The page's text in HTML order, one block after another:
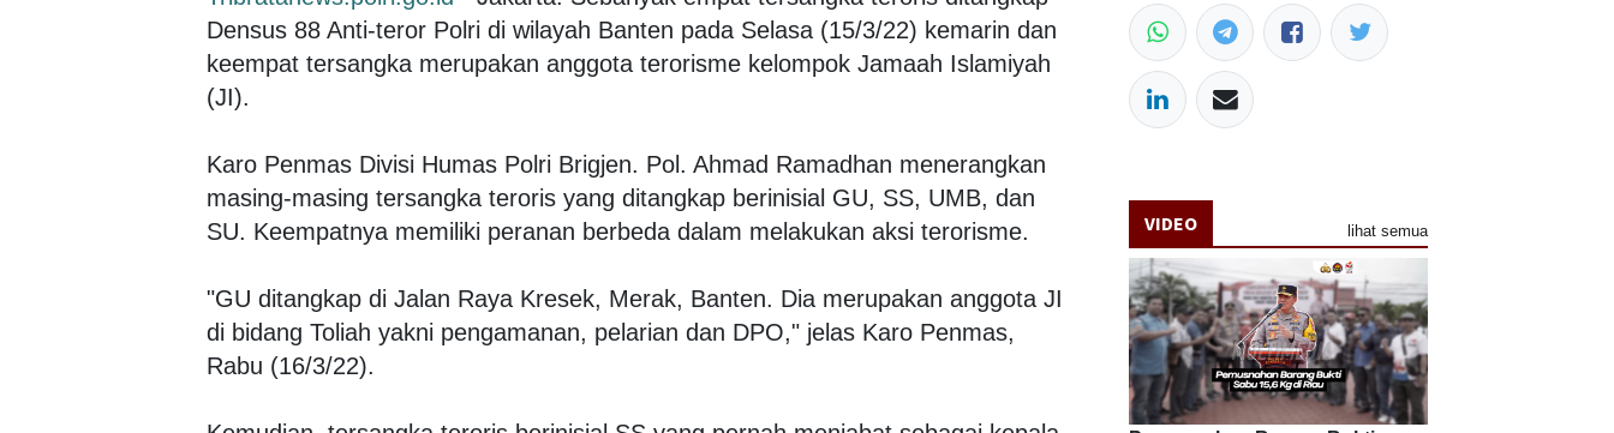
Densus 88 Anti-teror Polri di wilayah Banten pada Selasa (15/3/22) kemarin dan
keempat tersangka merupakan anggota terorisme kelompok Jamaah Islamiyah
(JI).
Karo Penmas Divisi Humas Polri Brigjen. Pol. Ahmad Ramadhan menerangkan
masing-masing tersangka teroris yang ditangkap berinisial GU, SS, UMB, dan
SU. Keempatnya memiliki peranan berbeda dalam melakukan aksi terorisme.
"GU ditangkap di Jalan Raya Kresek, Merak, Banten. Dia merupakan anggota JI
di bidang Toliah yakni pengamanan, pelarian dan DPO," jelas Karo Penmas,
Rabu (16/3/22).
VIDEO lihat semua